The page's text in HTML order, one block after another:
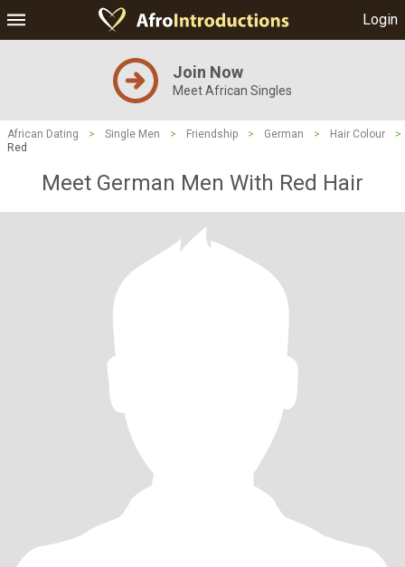
Login
Join Now
Meet African Singles
African Dating > Single Men > Friendship > German > Hair Colour
>
Red
Meet German Men With Red Hair